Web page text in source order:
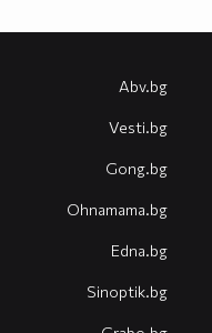
Abv.bg
Vesti.bg
Gong.bg
Оhnamama.bg
Edna.bg
Sinoptik.bg